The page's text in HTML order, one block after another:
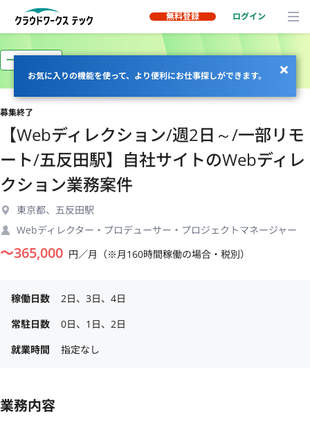
無料登録 ログイン
お気に入りの機能を使って、より便利にお仕事探しができます。
一部リモート
募集終了
【Webディレクション/週2日～/一部リモ
ート/五反田駅】自社サイトのWebディレ
クション業務案件
東京都、五反田駅
Webディレクター・プロデューサー・プロジェクトマネージャー
〜365,000 円／月（※月160時間稼働の場合・税別）
稼働日数
2日、3日、4日
常駐日数
0日、1日、2日
就業時間
指定なし
業務内容